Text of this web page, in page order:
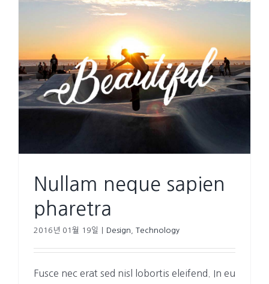
Nullam neque sapien
pharetra
2016년 01월 19일 Design Technology
Fusce nec erat sed nisl lobortis eleifend. In eu